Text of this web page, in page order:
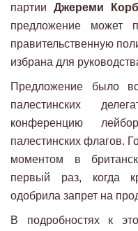
партииДжереми
предложение может
правительственную
избрана для
Предложение было
палестинских
конференцию
палестинских флагов.
моментом в
первый раз, когда
одобрила запрет на
В подробностях к